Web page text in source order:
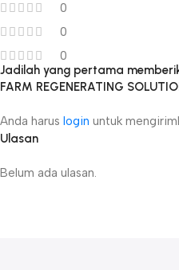
0
0
0
Ulasan
Belum ada ulasan.
Jadilah yang pertama
FARM REGENERATING
Anda harus login untuk